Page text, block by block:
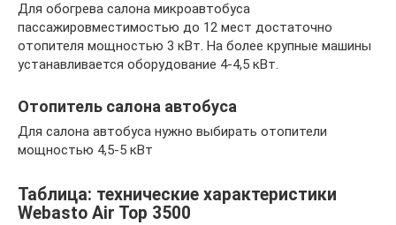
Для обогрева салона микроавтобуса
пассажировместимостью до 12 мест достаточно
отопителя мощностью 3 кВт. На более крупные машины
устанавливается оборудование 4-4,5 кВт.
Отопитель салона автобуса
Для салона автобуса нужно выбирать отопители
мощностью 4,5-5 кВт
Таблица: технические характеристики
Webasto Air Top 3500